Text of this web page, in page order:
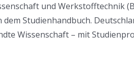
und Werkstofftechnik
Studienhandbuch.
Wissenschaft – mit